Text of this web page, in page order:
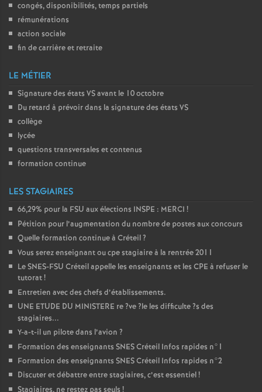
congés, disponibilités, temps partiels
rémunérations
action sociale
fin de carrière et retraite
LE MÉTIER
Signature des états VSavant le 10 octobre
Du retard à prévoir dans la signature des états VS
collège
lycée
questions transversales et contenus
formation continue
LES STAGIAIRES
66,29% pour la FSU aux élections INSPE : MERCI !
Pétition pour l’augmentation du nombre de postes aux concours
Quelle formation continue à Créteil?
Vous serez enseignant ou cpe stagiaire à la rentrée 2011
LeSNES-FSU Créteil appelle les enseignants et les CPE à refuser le
tutorat!
Entretien avec des chefs d’établissements.
UNE ETUDE DU MINISTERE re?ve?le les difficulte?s des
stagiaires...
Y-a-t-il un pilote dans l’avion ?
Formation des enseignants SNESCréteil Infos rapides n°1
Formation des enseignants SNESCréteil Infos rapides n°2
Discuter et débattre entre stagiaires, c’est essentiel!